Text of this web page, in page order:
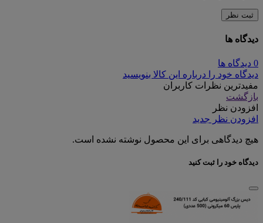
ثبت نظر
دیدگاه ها
0 دیدگاه ها
دیدگاه خود را درباره این کالا بنویسید
مفیدترین نظرات کاربران
بازگشت
افزودن نظر
افزودن نظر جدید
هیچ دیدگاهی برای این محصول نوشته نشده است.
دیدگاه خود را ثبت کنید